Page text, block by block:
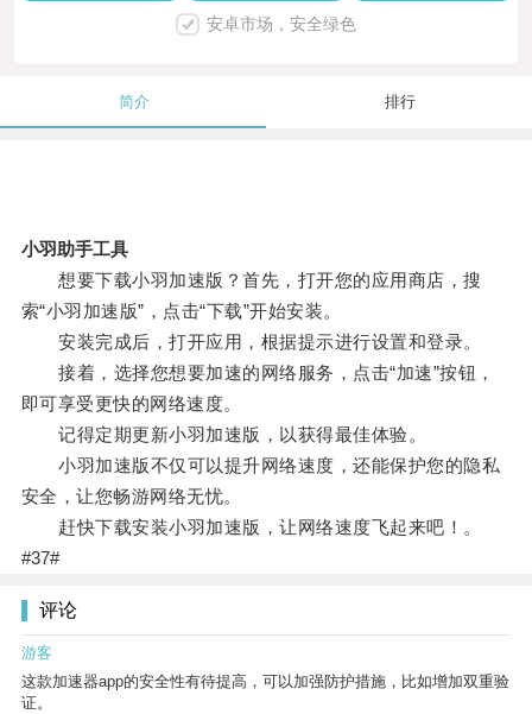
安卓市场，安全绿色
简介 排行
小羽助手工具
想要下载小羽加速版？首先，打开您的应用商店，搜
索“小羽加速版”，点击“下载”开始安装。
安装完成后，打开应用，根据提示进行设置和登录。
接着，选择您想要加速的网络服务，点击“加速”按钮，
即可享受更快的网络速度。
记得定期更新小羽加速版，以获得最佳体验。
小羽加速版不仅可以提升网络速度，还能保护您的隐私
安全，让您畅游网络无忧。
赶快下载安装小羽加速版，让网络速度飞起来吧！。
#37#
评论
游客
这款加速器app的安全性有待提高，可以加强防护措施，比如增加双重验
证。